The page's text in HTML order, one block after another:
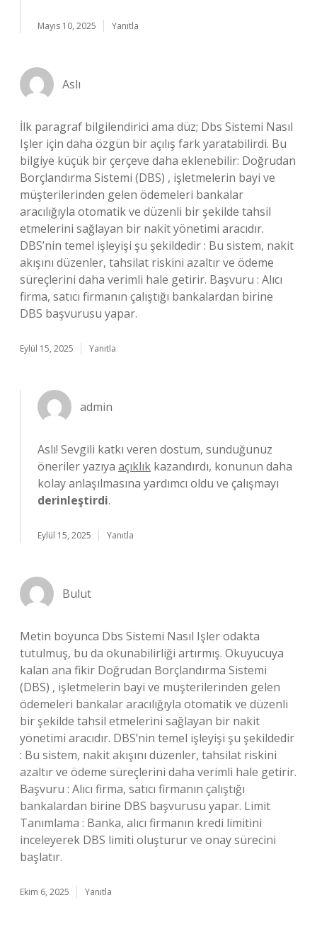
Mayıs 10, 2025 Yanıtla
Aslı
İlk paragraf bilgilendirici ama düz; Dbs Sistemi Nasıl
Işler için daha özgün bir açılış fark yaratabilirdi. Bu
bilgiye küçük bir çerçeve daha eklenebilir: Doğrudan
Borçlandırma Sistemi (DBS) , işletmelerin bayi ve
müşterilerinden gelen ödemeleri bankalar
aracılığıyla otomatik ve düzenli bir şekilde tahsil
etmelerini sağlayan bir nakit yönetimi aracıdır.
DBS’nin temel işleyişi şu şekildedir : Bu sistem, nakit
akışını düzenler, tahsilat riskini azaltır ve ödeme
süreçlerini daha verimli hale getirir. Başvuru : Alıcı
firma, satıcı firmanın çalıştığı bankalardan birine
DBS başvurusu yapar.
Eylül 15, 2025 Yanıtla
admin
Aslı! Sevgili katkı veren dostum, sunduğunuz
öneriler yazıya açıklık kazandırdı, konunun daha
kolay anlaşılmasına yardımcı oldu ve çalışmayı
derinleştirdi.
Eylül 15, 2025 Yanıtla
Bulut
Metin boyunca Dbs Sistemi Nasıl Işler odakta
tutulmuş, bu da okunabilirliği artırmış. Okuyucuya
kalan ana fikir Doğrudan Borçlandırma Sistemi
(DBS) , işletmelerin bayi ve müşterilerinden gelen
ödemeleri bankalar aracılığıyla otomatik ve düzenli
bir şekilde tahsil etmelerini sağlayan bir nakit
yönetimi aracıdır. DBS’nin temel işleyişi şu şekildedir
: Bu sistem, nakit akışını düzenler, tahsilat riskini
azaltır ve ödeme süreçlerini daha verimli hale getirir.
Başvuru : Alıcı firma, satıcı firmanın çalıştığı
bankalardan birine DBS başvurusu yapar. Limit
Tanımlama : Banka, alıcı firmanın kredi limitini
inceleyerek DBS limiti oluşturur ve onay sürecini
başlatır.
Ekim 6, 2025 Yanıtla